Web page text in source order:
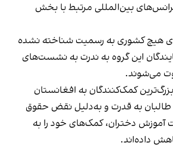
بین‌المللی مرتبط با بخش
هیچ کشوری به رسمیت شناخته نشده
این گروه به ندرت به نشست‌های
می‌شوند.
کمک‌کنندگان به افغانستان
طالبان به قدرت و به‌دلیل نقض حقوق
آموزش دختران، کمک‌های خود را به
داده‌اند.